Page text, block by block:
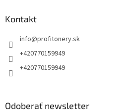
Kontakt
info@profitonery.sk
+420770159949
+420770159949
Odoberať newsletter